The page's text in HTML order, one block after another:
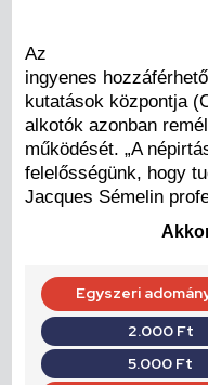
Az
ingyenes
kutatások központja
alkotók azonban
működését. „A
felelősségünk, hogy
Jacques Sémelin